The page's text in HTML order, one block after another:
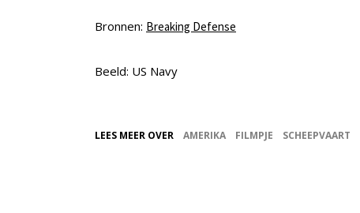
Bronnen: Breaking Defense
Beeld: US Navy
LEES MEER OVER AMERIKA FILMPJE SCHEEPVAART